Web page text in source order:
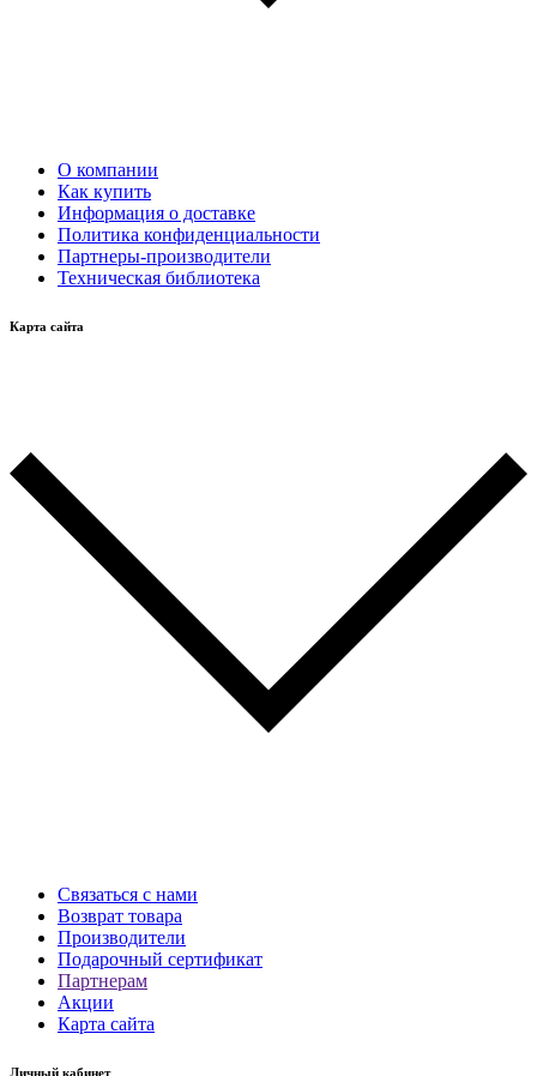
О компании
Как купить
Информация о доставке
Политика конфиденциальности
Партнеры-производители
Техническая библиотека
Карта сайта
Связаться с нами
Возврат товара
Производители
Подарочный сертификат
Партнерам
Акции
Карта сайта
Личный кабинет